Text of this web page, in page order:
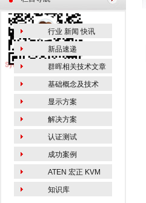
行业 新闻 快讯
新品速递
群晖相关技术文章
基础概念及技术
显示方案
解决方案
认证测试
成功案例
ATEN 宏正 KVM
知识库